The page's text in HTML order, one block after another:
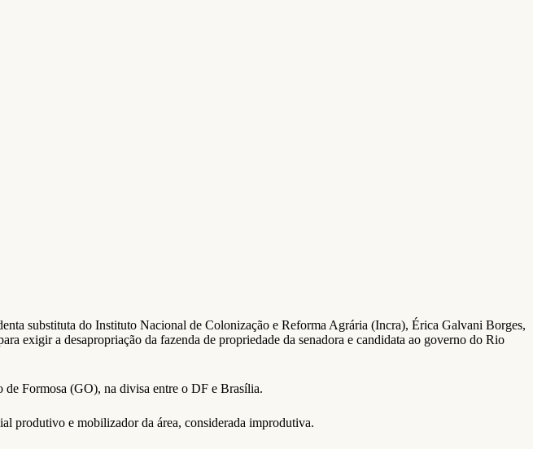
substituta do Instituto Nacional de Colonização e Reforma Agrária (Incra), Érica Galvani Borges,
exigir a desapropriação da fazenda de propriedade da senadora e candidata ao governo do Rio
Formosa (GO), na divisa entre o DF e Brasília.
produtivo e mobilizador da área, considerada improdutiva.